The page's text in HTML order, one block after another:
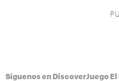
Síguenos en DiscoverJuego El